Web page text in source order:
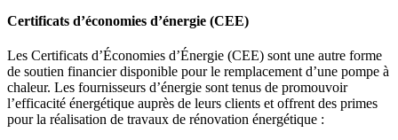
Certificats d’économies d’énergie (CEE)
Les Certificats d’Économies d’Énergie (CEE) sont une autre forme
de soutien financier disponible pour le remplacement d’une pompe à
chaleur. Les fournisseurs d’énergie sont tenus de promouvoir
l’efficacité énergétique auprès de leurs clients et offrent des primes
pour la réalisation de travaux de rénovation énergétique :